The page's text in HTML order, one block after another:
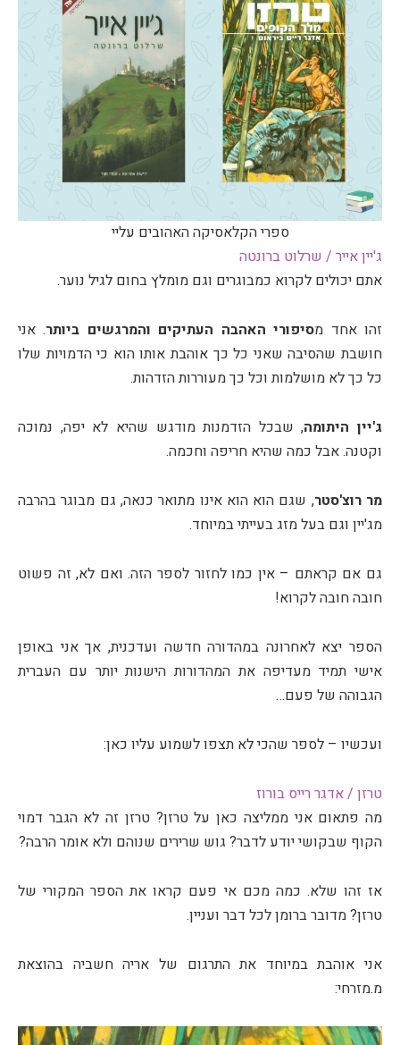
ספרי הקלאסיקה האהובים עליי
ג'יין אייר / שרלוט ברונטה
אתם יכולים לקרוא כמבוגרים וגם מומלץ בחום לגיל נוער.
זהו אחד מסיפורי האהבה העתיקים והמרגשים ביותר. אני
חושבת שהסיבה שאני כל כך אוהבת אותו הוא כי הדמויות שלו
כל כך לא מושלמות וכל כך מעוררות הזדהות.
ג'יין היתומה, שבכל הזדמנות מודגש שהיא לא יפה, נמוכה
וקטנה. אבל כמה שהיא חריפה וחכמה.
מר רוצ'סטר, שגם הוא הוא אינו מתואר כנאה, גם מבוגר בהרבה
מג'יין וגם בעל מזג בעייתי במיוחד.
גם אם קראתם – אין כמו לחזור לספר הזה. ואם לא, זה פשוט
חובה חובה לקרוא!
הספר יצא לאחרונה במהדורה חדשה ועדכנית, אך אני באופן
אישי תמיד מעדיפה את המהדורות הישנות יותר עם העברית
הגבוהה של פעם…
ועכשיו – לספר שהכי לא תצפו לשמוע עליו כאן:
טרזן / אדגר רייס בורוז
מה פתאום אני ממליצה כאן על טרזן? טרזן זה לא הגבר דמוי
הקוף שבקושי יודע לדבר? גוש שרירים שנוהם ולא אומר הרבה?
אז זהו שלא. כמה מכם אי פעם קראו את הספר המקורי של
טרזן? מדובר ברומן לכל דבר ועניין.
אני אוהבת במיוחד את התרגום של אריה חשביה בהוצאת
מ.מזרחי: